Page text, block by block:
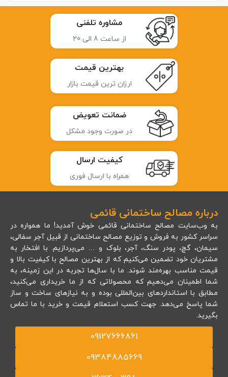
مشاوره تلفنی
از ساعت 8 الی 20
بهترین قیمت
ارزان ترین قیمت بازار
ضمانت تعویض
در صورت وجود مشکل
کیفیت ارسال
همراه با ارسال فوری
درباره مصالح ساختمانی قائمی
به وب‌سایت مصالح ساختمانی قائمی خوش آمدید! ما همواره در
سراسر کشور به فروش و توزیع مصالح ساختمانی از قبیل آجر سفالی،
سیمان، گچ، پودر سنگ، آجر، بلوک و … می‌پردازیم. با افتخار به
مشتریان خود تضمین می‌کنیم که از بهترین مصالح با کیفیت بالا و
قیمت مناسب بهره‌مند شوند. ما با سال‌ها تجربه در این زمینه، به
شما اطمینان می‌دهیم که محصولاتی که از ما خریداری می‌کنید،
مطابق با استانداردهای بین‌المللی بوده و به نیازهای ساخت و ساز
شما پاسخ می‌دهد. جهت کسب استعلام قیمت و خرید با ما تماس
بگیرید.
09127666861
09384885669